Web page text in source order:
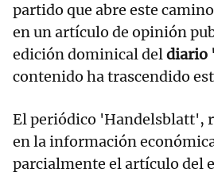
partido que abre este
en un artículo de opinión
edición dominical deldiario
contenido ha trascendido
El periódico 'Handelsblatt',
en la información
parcialmente el artículo del